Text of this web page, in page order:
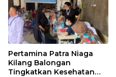
Pertamina Patra Niaga
Kilang Balongan
Tingkatkan Kesehatan